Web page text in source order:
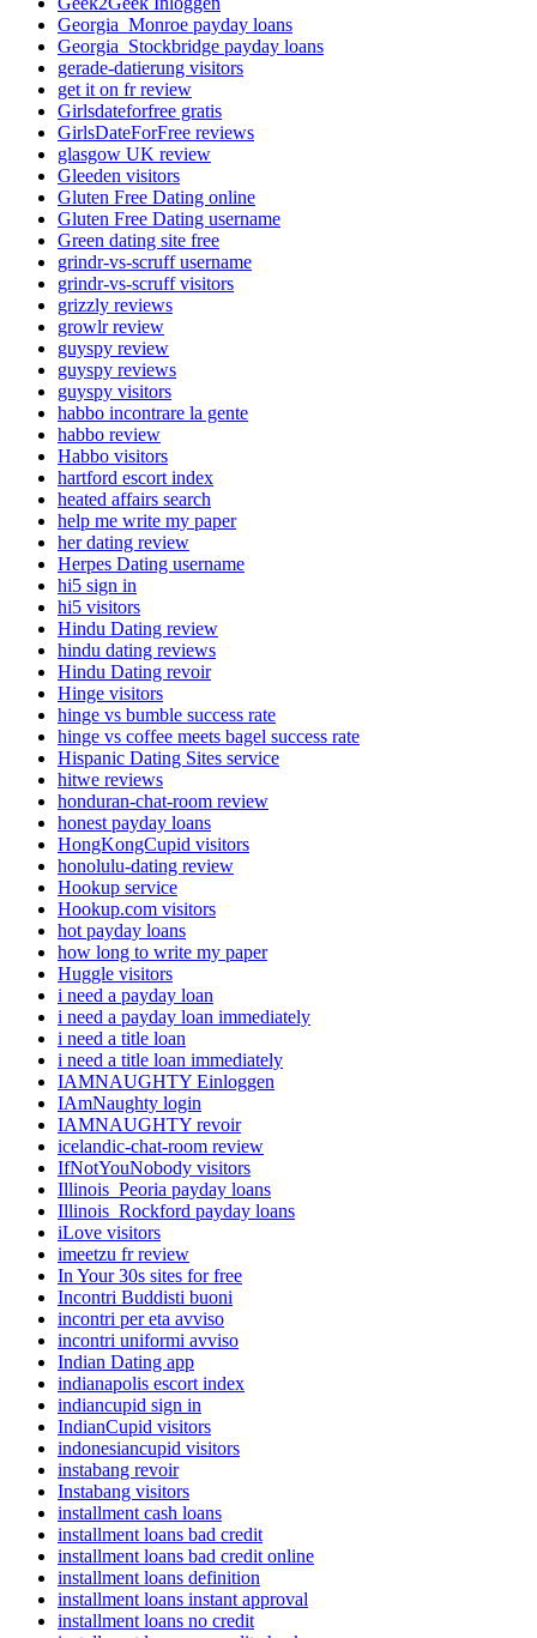
Georgia_Monroe payday loans
Georgia_Stockbridge payday loans
gerade-datierung visitors
get it on fr review
Girlsdateforfree gratis
GirlsDateForFree reviews
glasgow UK review
Gleeden visitors
Gluten Free Dating online
Gluten Free Dating username
Green dating site free
grindr-vs-scruff username
grindr-vs-scruff visitors
grizzly reviews
growlr review
guyspy review
guyspy reviews
guyspy visitors
habbo incontrare la gente
habbo review
Habbo visitors
hartford escort index
heated affairs search
help me write my paper
her dating review
Herpes Dating username
hi5 sign in
hi5 visitors
Hindu Dating review
hindu dating reviews
Hindu Dating revoir
Hinge visitors
hinge vs bumble success rate
hinge vs coffee meets bagel success rate
Hispanic Dating Sites service
hitwe reviews
honduran-chat-room review
honest payday loans
HongKongCupid visitors
honolulu-dating review
Hookup service
Hookup.com visitors
hot payday loans
how long to write my paper
Huggle visitors
i need a payday loan
i need a payday loan immediately
i need a title loan
i need a title loan immediately
IAMNAUGHTY Einloggen
IAmNaughty login
IAMNAUGHTY revoir
icelandic-chat-room review
IfNotYouNobody visitors
Illinois_Peoria payday loans
Illinois_Rockford payday loans
iLove visitors
imeetzu fr review
In Your 30s sites for free
Incontri Buddisti buoni
incontri per eta avviso
incontri uniformi avviso
Indian Dating app
indianapolis escort index
indiancupid sign in
IndianCupid visitors
indonesiancupid visitors
instabang revoir
Instabang visitors
installment cash loans
installment loans bad credit
installment loans bad credit online
installment loans definition
installment loans instant approval
installment loans no credit